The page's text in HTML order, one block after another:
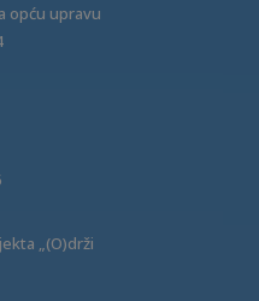
opću upravu
„(O)drži